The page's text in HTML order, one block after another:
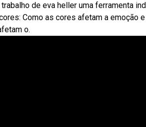
de eva heller uma ferramenta
Como as cores afetam a emoção
o.